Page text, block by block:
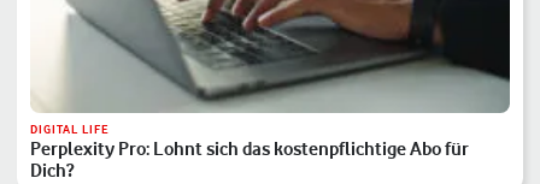
DIGITAL LIFE
Perplexity Pro: Lohnt sich das kostenpflichtige Abo für
Dich?